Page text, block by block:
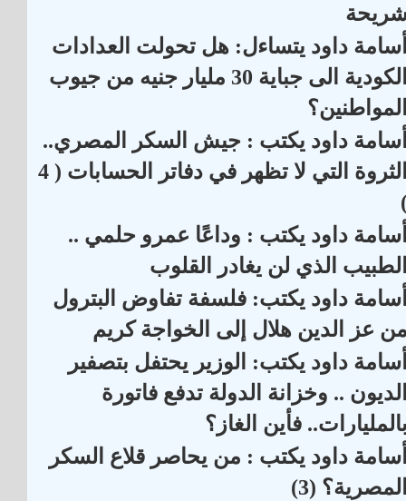
داود يتساءل: هل تحولت العدادات
الكودية الى جباية 30 مليار جنيه من جيوب
داود يكتب : جيش السكر المصري..
الثروة التي لا تظهر في دفاتر الحسابات ( 4
داود يكتب : وداعًا عمرو حلمي ..
الذي لن يغادر القلوب
داود يكتب: فلسفة تفاوض البترول
عز الدين هلال إلى الخواجة كريم
داود يكتب: الوزير يحتفل بتصفير
.. وخزانة الدولة تدفع فاتورة
فأين الغاز؟
داود يكتب : من يحاصر قلاع السكر
(3)